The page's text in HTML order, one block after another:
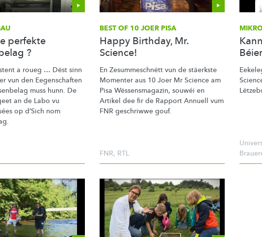
perfekte
?
a roueg … Dëst sinn
vun den Eegenschaften
muss hunn. De
an de Labo vu
op d’Sich nom
BEST OF 10 JOER PISA
Happy Birthday, Mr.
Science!
En Zesummeschnëtt vun de stäerkste
Momenter aus 10 Joer Mr Science am
Pisa Wëssensmagazin, souwéi en
Artikel dee fir de Rapport Annuell vum
FNR geschriwwe gouf.
FNR, RTL